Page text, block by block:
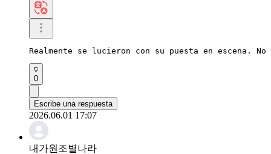
Realmente se lucieron con su puesta en escena.
0
Escribe una respuesta
2026.06.01 17:07
내가원조별나라